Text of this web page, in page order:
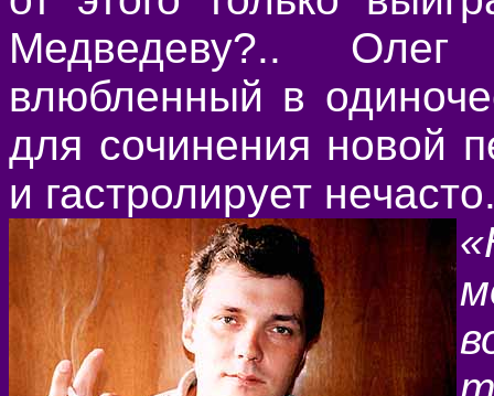
Медведеву?..
влюбленный в
для сочинения новой
и гастролирует